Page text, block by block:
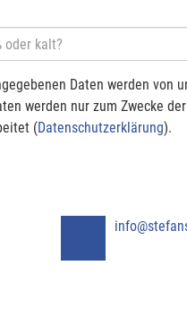
Daten werden von
werden nur zum Zwecke
(Datenschutzerklärung).